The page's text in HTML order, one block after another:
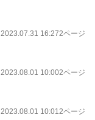
2023.07.31 16:272ページ
2023.08.01 10:002ページ
2023.08.01 10:012ページ